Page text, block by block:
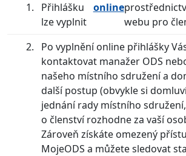
Přihlášku
lze vyplnit
online
webu pro
Po vyplnění online přihlášky
kontaktovat manažer ODS
našeho místního sdružení a
další postup (obvykle si
jednání rady místního
o členství rozhodne za vaší
Zároveň získáte omezený
MojeODS a můžete sledovat